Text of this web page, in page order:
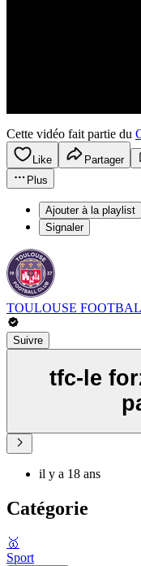
Cette vidéo fait partie du
Like Partager
Plus
Ajouter à la playlist
Signaler
TOULOUSE
Suivre
tfc-le
il y a 18 ans
Catégorie
🥇
Sport